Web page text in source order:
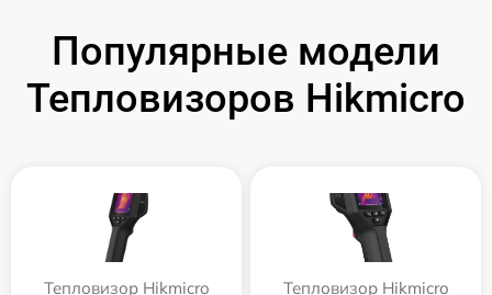
Популярные модели
Тепловизоров Hikmicro
Тепловизор Hikmicro
Тепловизор Hikmicro